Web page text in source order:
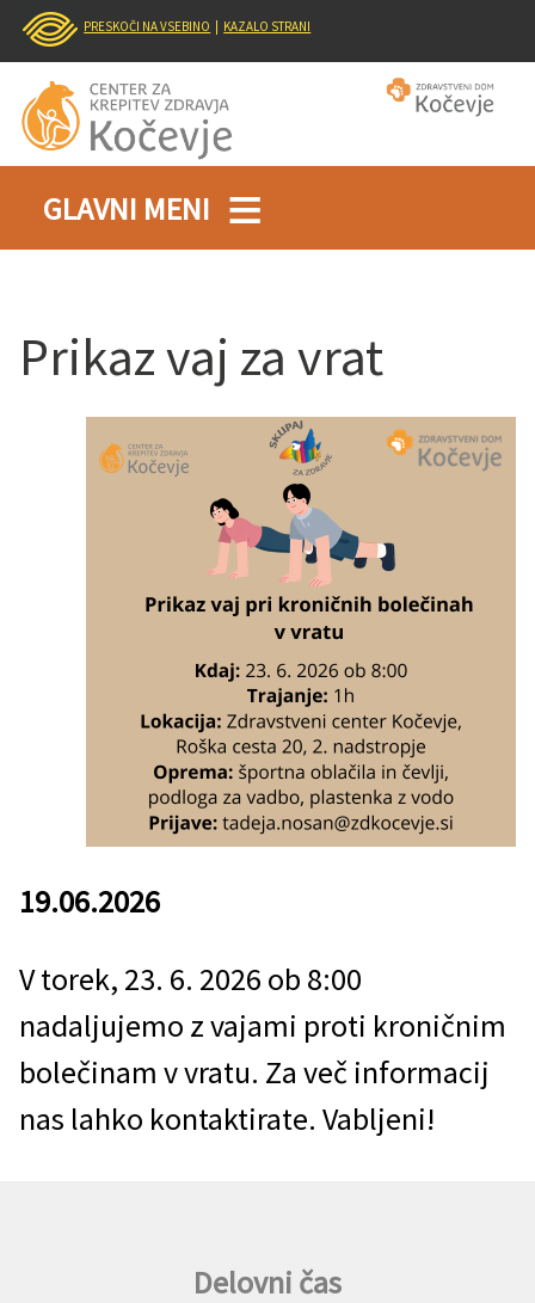
PRESKOČI NA VSEBINO KAZALO STRANI
GLAVNI MENI
Prikaz vaj za vrat
19.06.2026
V torek, 23. 6. 2026 ob 8:00
nadaljujemo z vajami proti kroničnim
bolečinam v vratu. Za več informacij
nas lahko kontaktirate. Vabljeni!
Delovni čas